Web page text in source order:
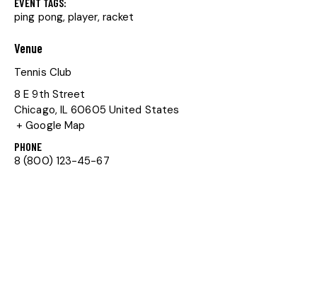
ping pong,player, racket
Venue
Tennis Club
8 E 9th Street
Chicago, IL 60605 United States
+ Google Map
PHONE
8 (800) 123-45-67